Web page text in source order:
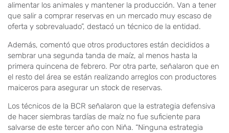
alimentar los animales y mantener la producción. Van a tener
que salir a comprar reservas en un mercado muy escaso de
oferta y sobrevaluado”, destacó un técnico de la entidad.
Además, comentó que otros productores están decididos a
sembrar una segunda tanda de maíz, al menos hasta la
primera quincena de febrero. Por otra parte, señalaron que en
el resto del área se están realizando arreglos con productores
maiceros para asegurar un stock de reservas.
Los técnicos de la BCR señalaron que la estrategia defensiva
de hacer siembras tardías de maíz no fue suficiente para
salvarse de este tercer año con Niña. “Ninguna estrategia